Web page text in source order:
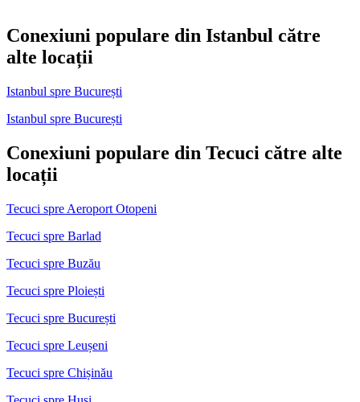
Conexiuni populare din Istanbul către
alte locații
Istanbul spre București
Istanbul spre București
Conexiuni populare din Tecuci către alte
locații
Tecuci spre Aeroport Otopeni
Tecuci spre Barlad
Tecuci spre Buzău
Tecuci spre Ploiești
Tecuci spre București
Tecuci spre Leușeni
Tecuci spre Chișinău